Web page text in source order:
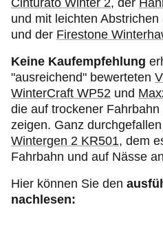
Cinturato Winter 2, der
und mit leichten Abstrichen
und der Firestone
Keine Kaufempfehlung
"ausreichend" bewerteten
WinterCraft WP52 und
die auf trockener
zeigen. Ganz
Wintergen 2 KR501, dem
Fahrbahn und auf Nässe
Hier können Sie den
nachlesen: